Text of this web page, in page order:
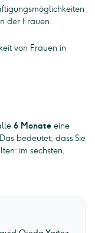
der Frauen.
von Frauen in
6 Monate eine
bedeutet, dass Sie
im sechsten,